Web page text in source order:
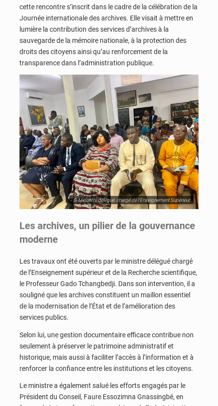
cette rencontre s’inscrit dans le cadre de la célébration de la
Journée internationale des archives. Elle visait à mettre en
lumière la contribution des services d’archives à la
sauvegarde de la mémoire nationale, à la protection des
droits des citoyens ainsi qu’au renforcement de la
transparence dans l’administration publique.
© Ministère délégué, chargé de l’Enseignement Supérieur
Les archives, un pilier de la gouvernance
moderne
Les travaux ont été ouverts par le ministre délégué chargé
de l’Enseignement supérieur et de la Recherche scientifique,
le Professeur Gado Tchangbedji. Dans son intervention, il a
souligné que les archives constituent un maillon essentiel
de la modernisation de l’État et de l’amélioration des
services publics.
Selon lui, une gestion documentaire efficace contribue non
seulement à préserver le patrimoine administratif et
historique, mais aussi à faciliter l’accès à l’information et à
renforcer la confiance entre les institutions et les citoyens.
Le ministre a également salué les efforts engagés par le
Président du Conseil, Faure Essozimna Gnassingbé, en